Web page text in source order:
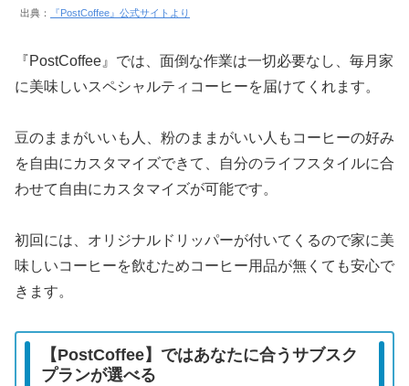
出典： 『PostCoffee』公式サイトより
『PostCoffee』では、面倒な作業は一切必要なし、毎月家
に美味しいスペシャルティコーヒーを届けてくれます。
豆のままがいいも人、粉のままがいい人もコーヒーの好み
を自由にカスタマイズできて、自分のライフスタイルに合
わせて自由にカスタマイズが可能です。
初回には、オリジナルドリッパーが付いてくるので家に美
味しいコーヒーを飲むためコーヒー用品が無くても安心で
きます。
【PostCoffee】ではあなたに合うサブスク
プランが選べる